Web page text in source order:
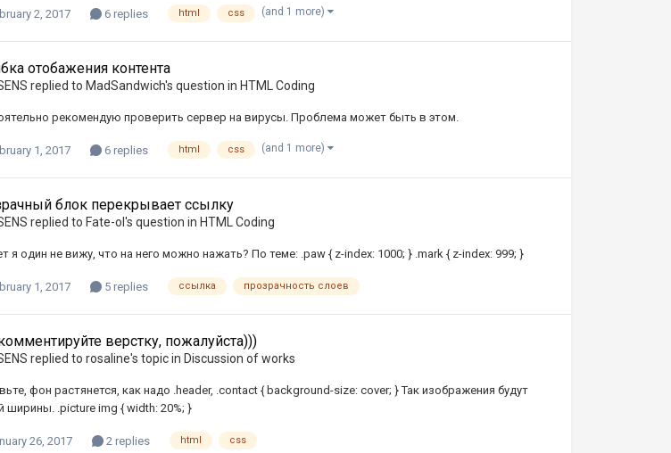
2, 2017 6 replies html css (and 1 more)
отобажения контента
replied to MadSandwich's question in HTML Coding
рекомендую проверить сервер на вирусы. Проблема может быть в этом.
1, 2017 6 replies html css (and 1 more)
блок перекрывает ссылку
replied to Fate-ol 's question in HTML Coding
я один не вижу, что на него можно нажать? По теме: .paw { z-index: 1000; } .mark { z-index: 999; }
1, 2017 5 replies ссылка прозрачность слоев
верстку, пожалуйста)))
replied to rosaline's topic in Discussion of works
фон растянется, как надо .header, .contact { background-size: cover; } Так изображения будут
ширины. .picture img { width: 20%; }
26, 2017 2 replies html css